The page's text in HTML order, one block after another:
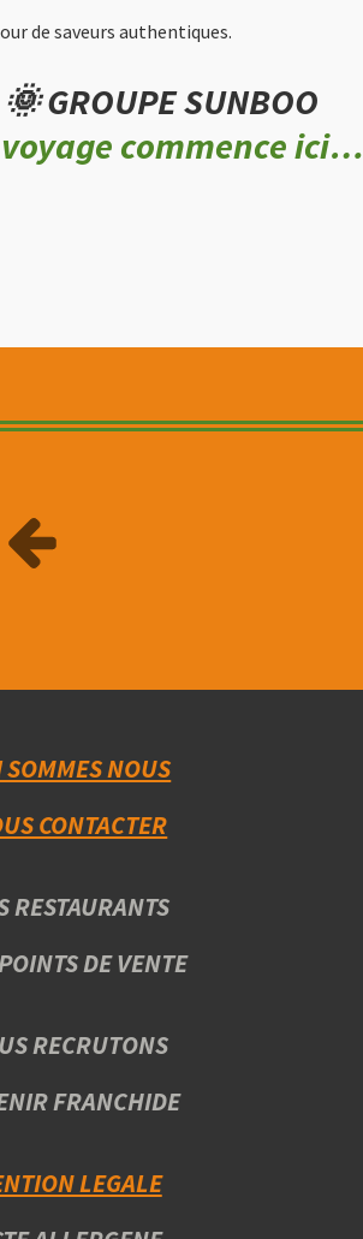
de saveurs authentiques.
🌞GROUPE SUNBOO
commence ici…
SOMMES NOUS
CONTACTER
RESTAURANTS
DE VENTE
RECRUTONS
FRANCHIDE
LEGALE